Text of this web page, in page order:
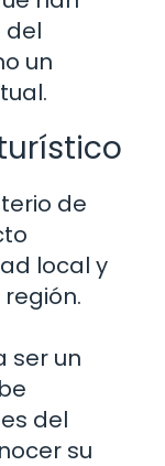
del
un
de
local y
ser un
del
su